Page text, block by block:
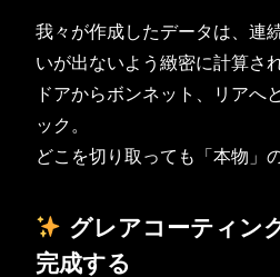
我々が作成したデータは、連
いが出ないよう緻密に計算さ
ドアからボンネット、リアへ
ック。
どこを切り取っても「本物」
グレアコーティン
完成する